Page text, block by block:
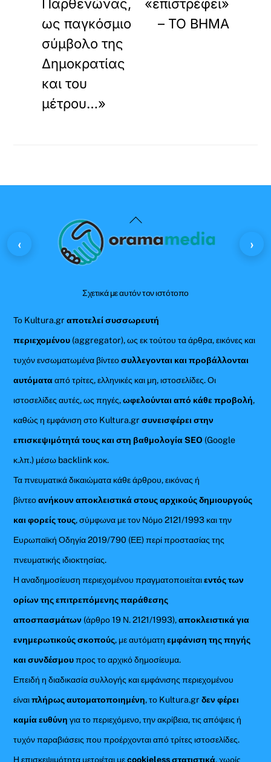
Παρθενώνας,
ως παγκόσμιο
σύμβολο της
Δημοκρατίας
και του
μέτρου…»
«επιστρέφει»
– ΤΟ ΒΗΜΑ
Back
To
Σχετικά με αυτόν τον ιστότοπο
Το Kultura.grαποτελεί συσσωρευτή
περιεχομένου (aggregator), ως εκ τούτου τα άρθρα, εικόνες και
τυχόν ενσωματωμένα βίντεοσυλλεγονται και προβάλλονται
αυτόματααπό τρίτες, ελληνικές και μη, ιστοσελίδες. Οι
ιστοσελίδες αυτές, ως πηγές,ωφελούνται από κάθε προβολή,
καθώς η εμφάνιση στο Kultura.gr συνεισφέρει στην
επισκεψιμότητά τους και στη βαθμολογία SEO (Google
κ.λπ.) μέσω backlink κοκ.
Τα πνευματικά δικαιώματα κάθε άρθρου, εικόνας ή
βίντεοανήκουν αποκλειστικά στους αρχικούς δημιουργούς
και φορείς τους, σύμφωνα με τον Νόμο 2121/1993 και την
Ευρωπαϊκή Οδηγία 2019/790 (ΕΕ) περί προστασίας της
πνευματικής ιδιοκτησίας.
Η αναδημοσίευση περιεχομένου πραγματοποιείταιεντός των
ορίων της επιτρεπόμενης παράθεσης
αποσπασμάτων (άρθρο 19 Ν. 2121/1993),αποκλειστικά για
ενημερωτικούς σκοπούς, με αυτόματηεμφάνιση της πηγής
και συνδέσμουπρος το αρχικό δημοσίευμα.
Επειδή η διαδικασία συλλογής και εμφάνισης περιεχομένου
είναιπλήρως αυτοματοποιημένη, το Kultura.grδεν φέρει
καμία ευθύνη για το περιεχόμενο, την ακρίβεια, τις απόψεις ή
τυχόν παραβιάσεις που προέρχονται από τρίτες ιστοσελίδες.
Η επισκεψιμότητα μετριέται μεcookieless στατιστικά, χωρίς
‹ ›